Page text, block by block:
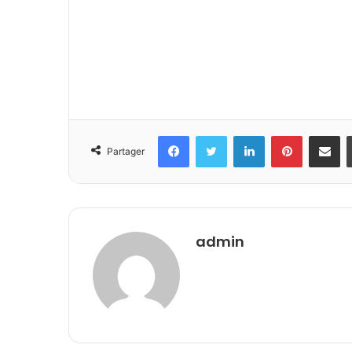
Partager
FacebookTwitter LinkedinPinterest
admin